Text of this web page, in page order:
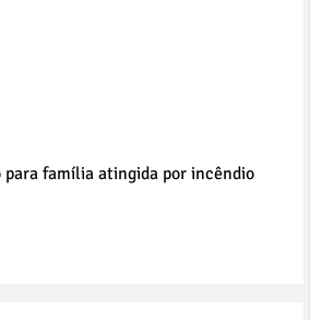
para família atingida por incêndio